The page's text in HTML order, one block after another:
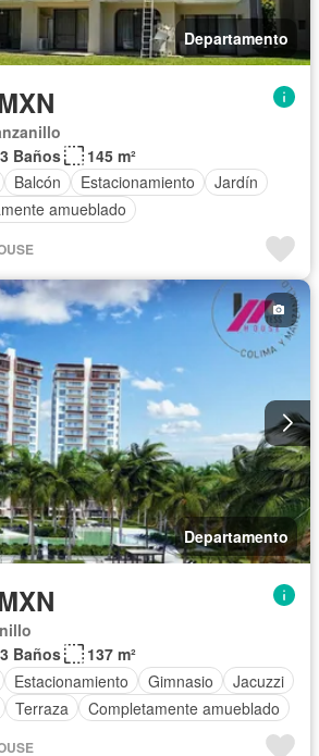
Departamento
3 Baños
145 m²
Balcón Estacionamiento
Jardín
amueblado
Departamento
3 Baños
137 m²
Estacionamiento Gimnasio
Jacuzzi
Terraza Completamente amueblado